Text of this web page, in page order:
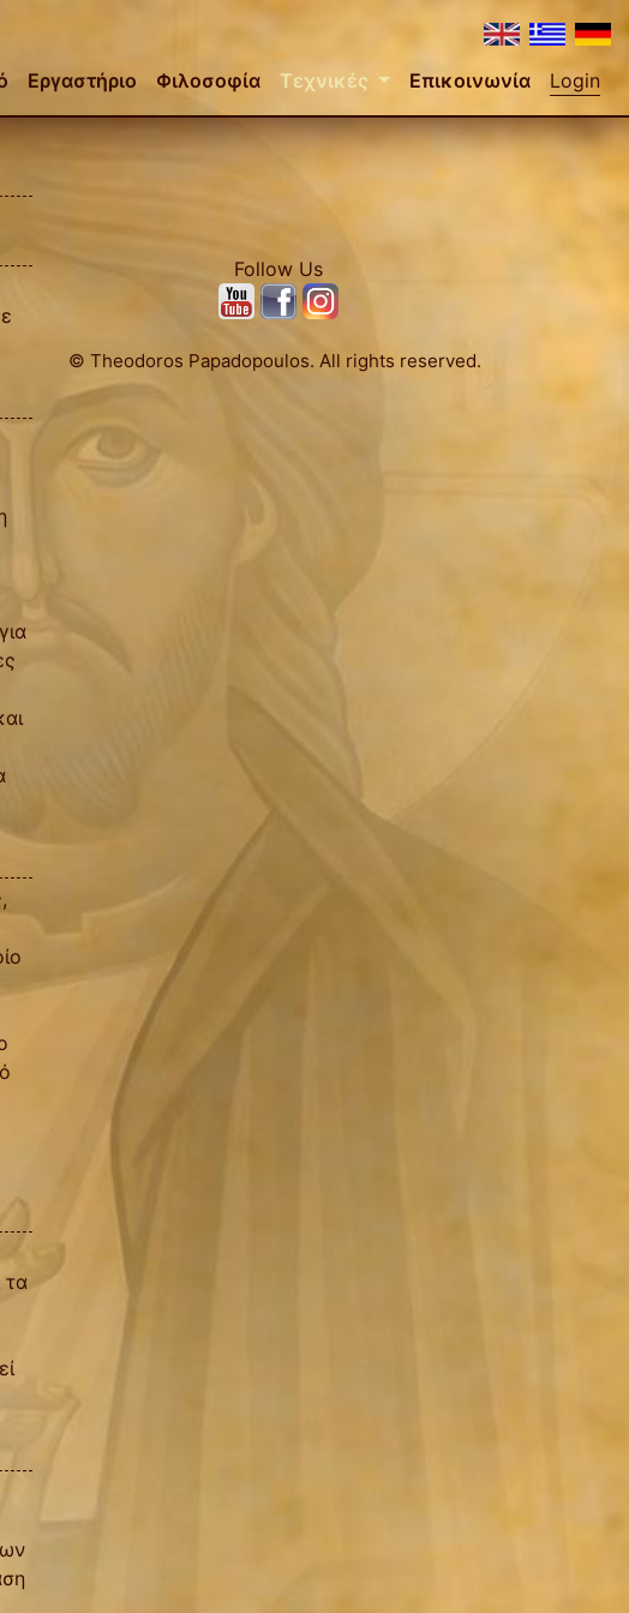
Εργαστήριο Φιλοσοφία Τεχνικές Επικοινωνία Login
τα
Follow Us
© Theodoros Papadopoulos. All rights reserved.